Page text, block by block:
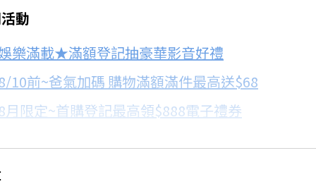
卡分期
分期數
3期 0利率
每期金額
$1,663
配合銀行/業者
18家銀行/業者
動
樂滿載★滿額登記抽豪華影音好禮
10前~爸氣加碼 購物滿額滿件最高送$68
月限定~首購登記最高領$888電子禮券
多信用卡分期0利率滿額享回饋